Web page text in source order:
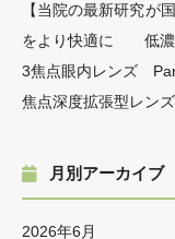
【当院の最新研究が
をより快適に 低濃
3焦点眼内レンズ
焦点深度拡張型レ
月別アーカイブ
2026年6月